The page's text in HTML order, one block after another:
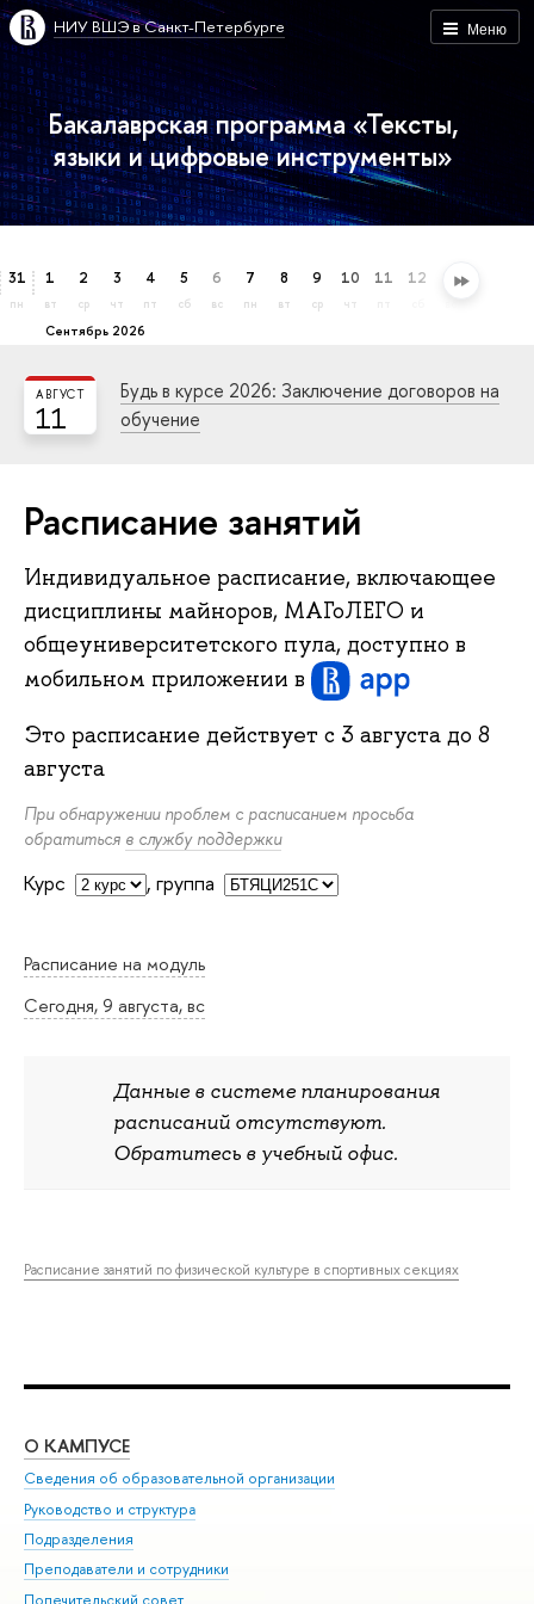
Меню
НИУ ВШЭ в Санкт-Петербурге
Бакалаврская программа «Тексты,
языки и цифровые инструменты»
31
пн
сентябрь 2026
1
вт
2
ср
3
чт
4
пт
5
сб
6
вс
7
пн
8
вт
9
ср
10
чт
11 12 13
11
АВГУСТ
Будь в курсе 2026: Заключение договоров на
обучение
Расписание на модуль
Сегодня, 9 августа, вс
Расписание занятий
Индивидуальное расписание, включающее
дисциплины майноров, МАГоЛЕГО и
общеуниверситетского пула, доступно в
мобильном приложении в
Это расписание действует с 3 августа до 8
августа
При обнаружении проблем с расписанием просьба
обратиться в службу поддержки
Курс , группа
Данные в системе планирования
расписаний отсутствуют.
Обратитесь в учебный офис.
Расписание занятий по физической культуре в спортивных секциях
О КАМПУСЕ
Сведения об образовательной организации
Руководство и структура
Подразделения
Преподаватели и сотрудники
Попечительский совет